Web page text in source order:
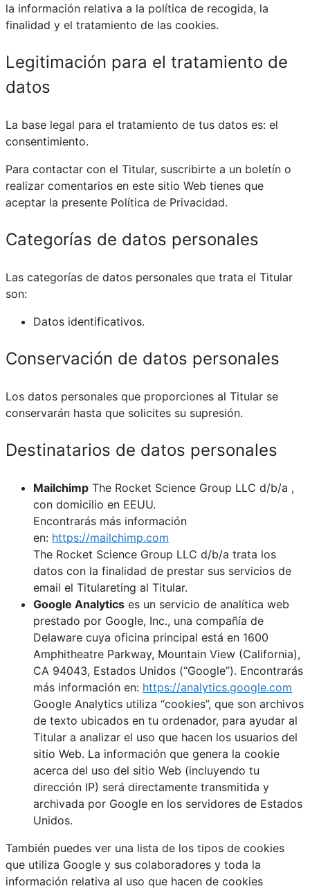
la información relativa a la política de recogida, la
finalidad y el tratamiento de las cookies.
Legitimación para el tratamiento de
datos
La base legal para el tratamiento de tus datos es: el
consentimiento.
Para contactar con el Titular, suscribirte a un boletín o
realizar comentarios en este sitio Web tienes que
aceptar la presente Política de Privacidad.
Categorías de datos personales
Las categorías de datos personales que trata el Titular
son:
Datos identificativos.
Conservación de datos personales
Los datos personales que proporciones al Titular se
conservarán hasta que solicites su supresión.
Destinatarios de datos personales
Mailchimp The Rocket Science Group LLC d/b/a ,
con domicilio en EEUU.
Encontrarás más información
en: https://mailchimp.com
The Rocket Science Group LLC d/b/a trata los
datos con la finalidad de prestar sus servicios de
email el Titulareting al Titular.
Google Analytics es un servicio de analítica web
prestado por Google, Inc., una compañía de
Delaware cuya oficina principal está en 1600
Amphitheatre Parkway, Mountain View (California),
CA 94043, Estados Unidos (“Google”). Encontrarás
más información en: https://analytics.google.com
Google Analytics utiliza “cookies”, que son archivos
de texto ubicados en tu ordenador, para ayudar al
Titular a analizar el uso que hacen los usuarios del
sitio Web. La información que genera la cookie
acerca del uso del sitio Web (incluyendo tu
dirección IP) será directamente transmitida y
archivada por Google en los servidores de Estados
Unidos.
También puedes ver una lista de los tipos de cookies
que utiliza Google y sus colaboradores y toda la
información relativa al uso que hacen de cookies